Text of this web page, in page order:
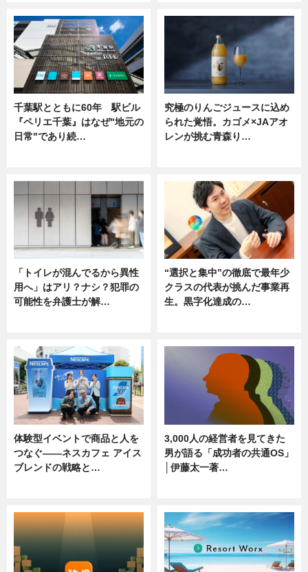
千葉駅とともに60年 駅ビル
『ペリエ千葉』はなぜ"地元の
日常"であり続…
究極のりんごジュースに込め
られた覚悟。カゴメ×JAアオ
レンが挑む青森り…
「トイレが混んでるから異性
用へ」はアリ？ナシ？犯罪の
可能性を弁護士が解…
“選択と集中”の徹底で最年少
クラスの代表が挑んだ事業再
生。黒字化達成の…
体験型イベントで商品と人を
つなぐ――ネスカフェ アイス
ブレンドの戦略と…
3,000人の経営者を見てきた
男が語る「成功者の共通OS」
│伊藤太一著…